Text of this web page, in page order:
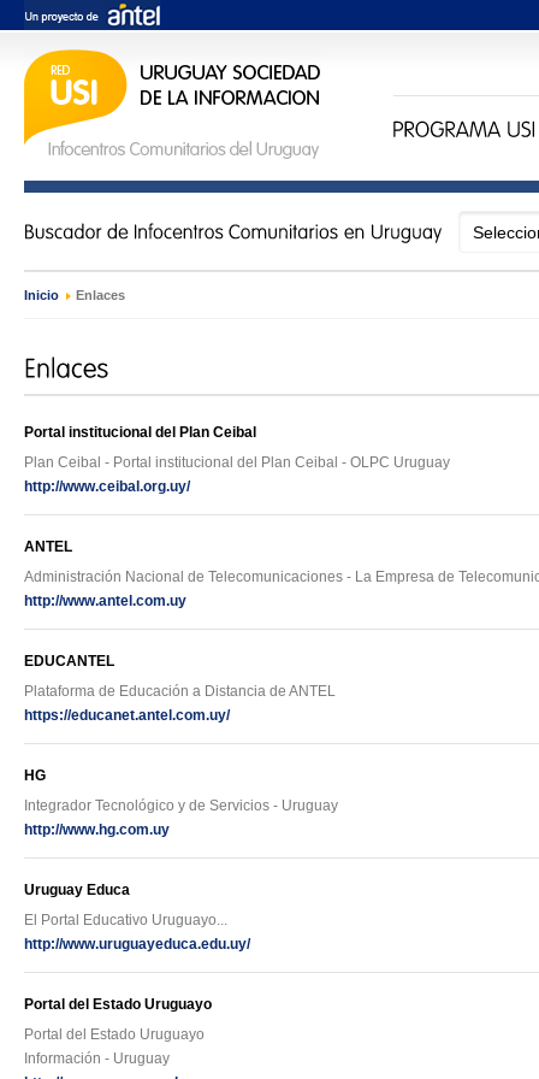
Inicio › Enlaces
Portal institucional del Plan Ceibal
Plan Ceibal - Portal institucional del Plan Ceibal - OLPC Uruguay
http://www.ceibal.org.uy/
ANTEL
Administración Nacional de Telecomunicaciones - La Empresa de
http://www.antel.com.uy
EDUCANTEL
Plataforma de Educación a Distancia de ANTEL
https://educanet.antel.com.uy/
HG
Integrador Tecnológico y de Servicios - Uruguay
http://www.hg.com.uy
Uruguay Educa
El Portal Educativo Uruguayo...
http://www.uruguayeduca.edu.uy/
Portal del Estado Uruguayo
Portal del Estado Uruguayo
Información - Uruguay